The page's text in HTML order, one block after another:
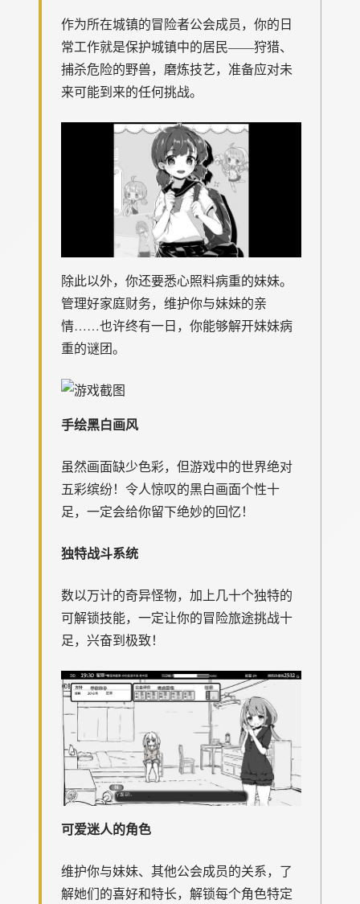
作为所在城镇的冒险者公会成员，你的日
常工作就是保护城镇中的居民——狩猎、
捕杀危险的野兽，磨炼技艺，准备应对未
来可能到来的任何挑战。
除此以外，你还要悉心照料病重的妹妹。
管理好家庭财务，维护你与妹妹的亲
情……也许终有一日，你能够解开妹妹病
重的谜团。
手绘黑白画风
虽然画面缺少色彩，但游戏中的世界绝对
五彩缤纷！令人惊叹的黑白画面个性十
足，一定会给你留下绝妙的回忆！
独特战斗系统
数以万计的奇异怪物，加上几十个独特的
可解锁技能，一定让你的冒险旅途挑战十
足，兴奋到极致！
可爱迷人的角色
维护你与妹妹、其他公会成员的关系，了
解她们的喜好和特长，解锁每个角色特定